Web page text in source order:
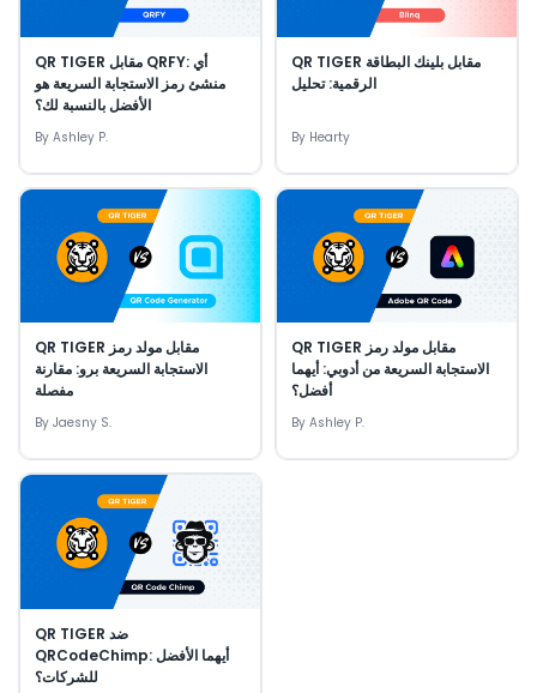
QR TIGER مقابل QRFY: أي
منشئ رمز الاستجابة السريعة هو
الأفضل بالنسبة لك؟
By Ashley P.
QR TIGER مقابل بلينك البطاقة
الرقمية: تحليل
By Hearty
QR TIGER مقابل مولد رمز
الاستجابة السريعة برو: مقارنة
مفصلة
By Jaesny S.
QR TIGER مقابل مولد رمز
الاستجابة السريعة من أدوبي: أيهما
أفضل؟
By Ashley P.
QR TIGER ضد
QRCodeChimp: أيهما الأفضل
للشركات؟